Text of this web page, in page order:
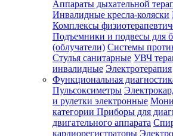
Аппараты дыхательной
Инвалидные кресла-коляски
Комплексы
Подъемники и подвесы для
(облучатели) Системы
Стулья санитарные УВЧ
инвалидные Электротерапия
Функциональная
Пульсоксиметры
и рулетки электронные
категории Приборы для
двигательного аппарата
кардиорегистраторы